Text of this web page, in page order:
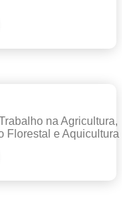
na Agricultura,
Florestal e Aquicultura